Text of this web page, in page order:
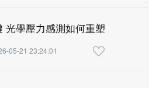
告別實體按鍵 光學壓力感測如何重塑智慧
05-21 23:24:01